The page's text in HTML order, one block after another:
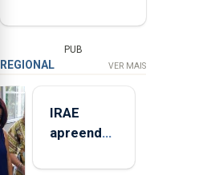
PUB
REGIONAL VER MAIS
IRAE
apreendeu